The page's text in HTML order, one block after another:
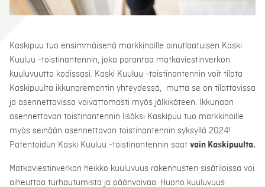
Kaskipuu tuo ensimmäisenä markkinoille ainutlaatuisen Kaski
Kuuluu -toistinantennin, joka parantaa matkaviestinverkon
kuuluvuutta kodissasi. Kaski Kuuluu -toistinantennin voit tilata
Kaskipuulta ikkunaremontin yhteydessä, mutta se on tilattavissa
ja asennettavissa vaivattomasti myös jälkikäteen. Ikkunaan
asennettavan toistinantennin lisäksi Kaskipuu tuo markkinoille
myös seinään asennettavan toistinantennin syksyllä 2024!
Patentoidun Kaski Kuuluu -toistinantennin saat vain Kaskipuulta.
Matkaviestinverkon heikko kuuluvuus rakennusten sisätiloissa voi
aiheuttaa turhautumista ja päänvaivaa. Huono kuuluvuus